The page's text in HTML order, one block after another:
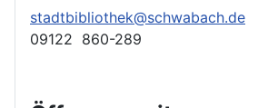
stadtbibliothek@schwabach.de
09122 860-289